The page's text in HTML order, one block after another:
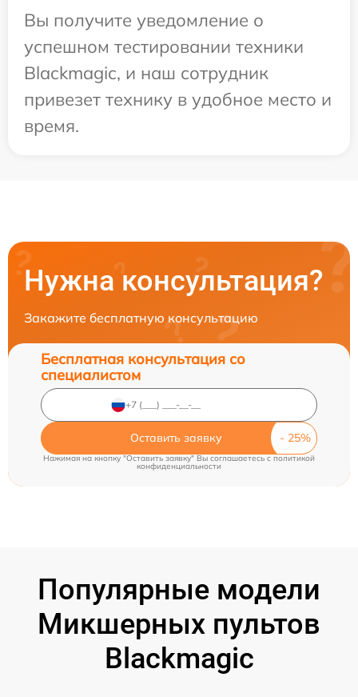
Вы получите уведомление о
успешном тестировании техники
Blackmagic, и наш сотрудник
привезет технику в удобное место и
время.
Нужна консультация?
Закажите бесплатную консультацию
Бесплатная консультация со
специалистом
Оставить заявку
Нажимая на кнопку "Оставить заявку" Вы соглашаетесь cполитикой
конфиденциальности
Популярные модели
Микшерных пультов
Blackmagic